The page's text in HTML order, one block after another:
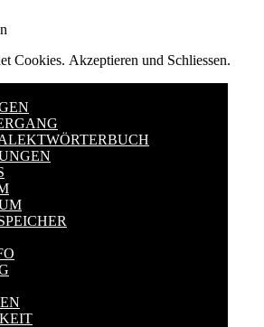
Cookies. Akzeptieren und Schliessen.